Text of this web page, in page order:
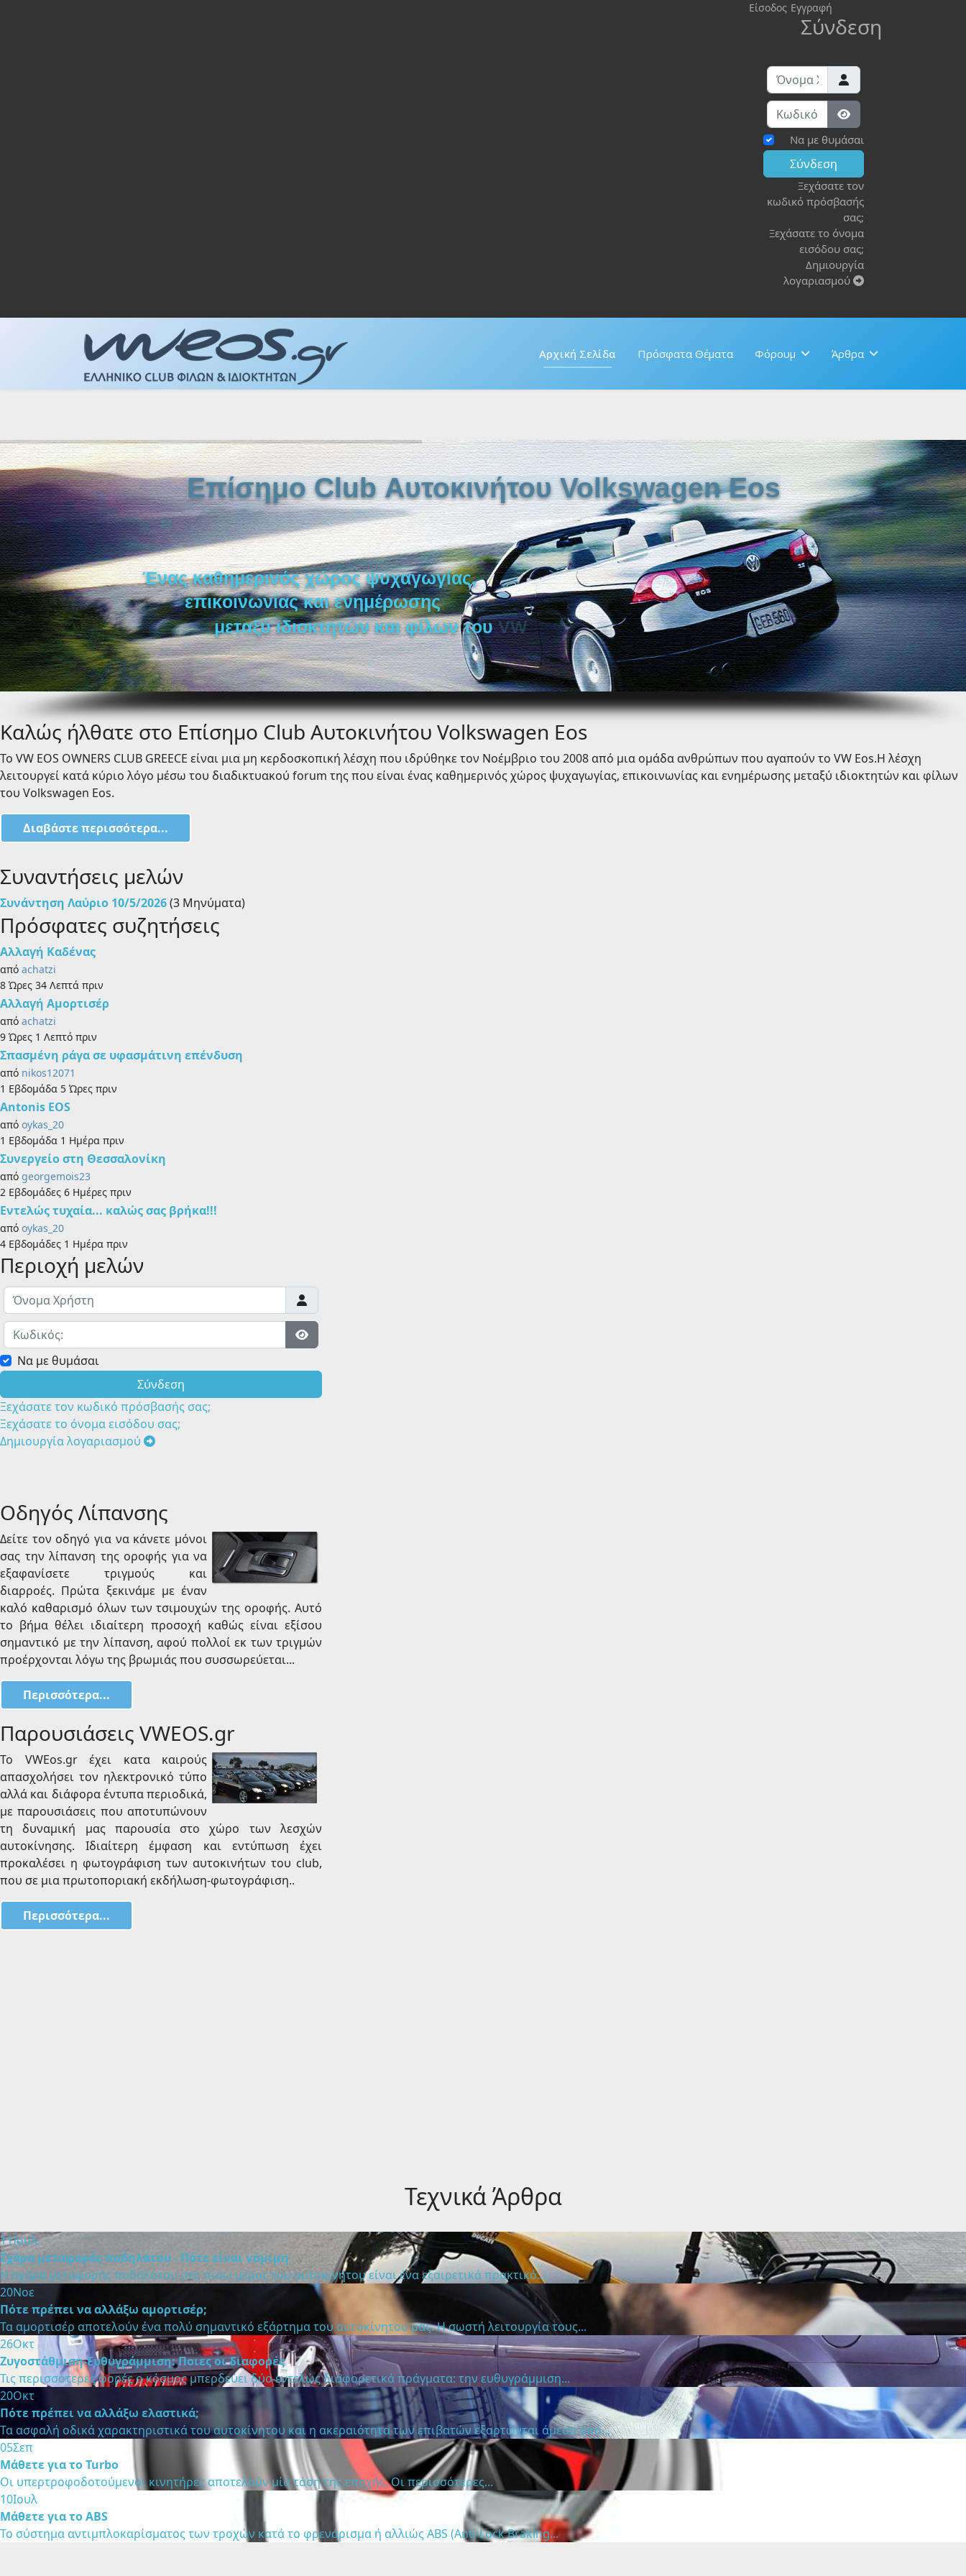
Είσοδος Εγγραφή
Σύνδεση
Όνομα Χρήστη
Κωδικός:
Εμφάνιση κωδικού
Να με θυμάσαι
Σύνδεση
Ξεχάσατε τον
κωδικό πρόσβασής
σας;
Ξεχάσατε το όνομα
εισόδου σας;
Δημιουργία
λογαριασμού
Αρχική Σελίδα Πρόσφατα Θέματα Φόρουμ Άρθρα
Επίσημο Club Αυτοκινήτου Volkswagen Eos
Ένας καθημερινός χώρος ψυχαγωγίας,
επικοινωνίας και ενημέρωσης
μεταξύ ιδιοκτητών και φίλων του VW EOS
Καλώς ήλθατε στο Επίσημο Club Αυτοκινήτου Volkswagen Eos
To VW EOS OWNERS CLUB GREECE είναι μια μη κερδοσκοπική λέσχη που ιδρύθηκε τον Νοέμβριο του 2008 από μια ομάδα ανθρώπων που αγαπούν το VW Eos.Η λέσχη
λειτουργεί κατά κύριο λόγο μέσω του διαδικτυακού forum της που είναι ένας καθημερινός χώρος ψυχαγωγίας, επικοινωνίας και ενημέρωσης μεταξύ ιδιοκτητών και φίλων
του Volkswagen Eos.
Διαβάστε περισσότερα...
Συναντήσεις μελών
Συνάντηση Λαύριο 10/5/2026(3 Μηνύματα)
Πρόσφατες συζητήσεις
Αλλαγή Καδένας
από achatzi
8 Ώρες 34 Λεπτά πριν
Αλλαγή Αμορτισέρ
από achatzi
9 Ώρες 1 Λεπτό πριν
Σπασμένη ράγα σε υφασμάτινη επένδυση
από nikos12071
1 Εβδομάδα 5 Ώρες πριν
Antonis EOS
από oykas_20
1 Εβδομάδα 1 Ημέρα πριν
Συνεργείο στη Θεσσαλονίκη
από georgemois23
2 Εβδομάδες 6 Ημέρες πριν
Εντελώς τυχαία... καλώς σας βρήκα!!!
από oykas_20
4 Εβδομάδες 1 Ημέρα πριν
Περιοχή μελών
Όνομα Χρήστη
Κωδικός:
Εμφάνιση κωδικού
Να με θυμάσαι
Σύνδεση
Ξεχάσατε τον κωδικό πρόσβασής σας;
Ξεχάσατε το όνομα εισόδου σας;
Δημιουργία λογαριασμού
Οδηγός Λίπανσης
Δείτε τον οδηγό για να κάνετε μόνοι
σας την λίπανση της οροφής για να
εξαφανίσετε τριγμούς και
διαρροές. Πρώτα ξεκινάμε με έναν
καλό καθαρισμό όλων των τσιμουχών της οροφής. Αυτό
το βήμα θέλει ιδιαίτερη προσοχή καθώς είναι εξίσου
σημαντικό με την λίπανση, αφού πολλοί εκ των τριγμών
προέρχονται λόγω της βρωμιάς που συσσωρεύεται...
Περισσότερα...
Παρουσιάσεις VWEOS.gr
Το VWEos.gr έχει κατα καιρούς
απασχολήσει τον ηλεκτρονικό τύπο
αλλά και διάφορα έντυπα περιοδικά,
με παρουσιάσεις που αποτυπώνουν
τη δυναμική μας παρουσία στο χώρο των λεσχών
αυτοκίνησης. Ιδιαίτερη έμφαση και εντύπωση έχει
προκαλέσει η φωτογράφιση των αυτοκινήτων του club,
που σε μια πρωτοποριακή εκδήλωση-φωτογράφιση..
Περισσότερα...
Τεχνικά Άρθρα
11Ιουλ
Σχάρα μεταφοράς ποδηλάτου - Πότε είναι νόμιμη
Η σχάρα μεταφοράς ποδηλάτου στο πίσω μέρος του αυτοκινήτου είναι ένα εξαιρετικά πρακτικό...
20Νοε
Πότε πρέπει να αλλάξω αμορτισέρ;
Τα αμορτισέρ αποτελούν ένα πολύ σημαντικό εξάρτημα του αυτοκίνητου μας. Η σωστή λειτουργία τους...
26Οκτ
Ζυγοστάθμιση-Ευθυγράμμιση: Ποιες οι διαφορές
Τις περισσότερες φορές ο κόσμος μπερδεύει δύο εντελώς διαφορετικά πράγματα: την ευθυγράμμιση...
20Οκτ
Πότε πρέπει να αλλάξω ελαστικά;
Τα ασφαλή οδικά χαρακτηριστικά του αυτοκίνητου και η ακεραιότητα των επιβατών εξαρτώνται άμεσα από...
05Σεπ
Μάθετε για το Turbo
Οι υπερτροφοδοτούμενοι κινητήρες αποτελούν μία τάση της εποχής. Οι περισσότερες...
10Ιουλ
Μάθετε για το ABS
Το σύστημα αντιμπλοκαρίσματος των τροχών κατά το φρενάρισμα ή αλλιώς ABS (Anti-Lock Braking...